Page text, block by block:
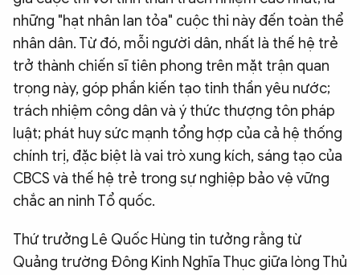
những "hạt nhân lan tỏa" cuộc thi này đến toàn thể
nhân dân. Từ đó, mỗi người dân, nhất là thế hệ trẻ
trở thành chiến sĩ tiên phong trên mặt trận quan
trọng này, góp phần kiến tạo tinh thần yêu nước;
trách nhiệm công dân và ý thức thượng tôn pháp
luật; phát huy sức mạnh tổng hợp của cả hệ thống
chính trị, đặc biệt là vai trò xung kích, sáng tạo của
CBCS và thế hệ trẻ trong sự nghiệp bảo vệ vững
chắc an ninh Tổ quốc.
Thứ trưởng Lê Quốc Hùng tin tưởng rằng từ
Quảng trường Đông Kinh Nghĩa Thục giữa lòng Thủ